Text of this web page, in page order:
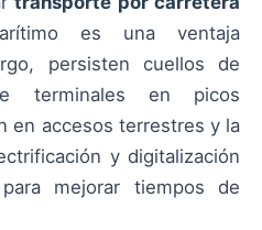
es una ventaja
persisten cuellos de
terminales en picos
en accesos terrestres y la
y digitalización
mejorar tiempos de